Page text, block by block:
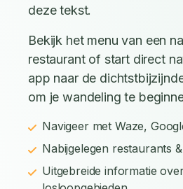
deze tekst.
Bekijk het menu van een
restaurant of start direct
app naar de
om je wandeling te
Navigeer met Waze,
Nabijgelegen restaurants
Uitgebreide informatie